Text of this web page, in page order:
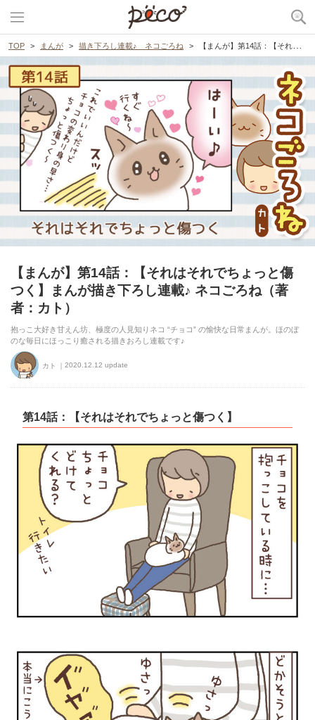
TOP まんが 描き下ろし連載♪ ネコごろね 【まんが】第14話：【それはそれでちょっと傷つく】まんが描き下ろし連載♪ ネコごろね（著者：カト）
【まんが】第14話：【それはそれでちょっと傷
つく】まんが描き下ろし連載♪ ネコごろね（著
者：カト）
抱っこ大好き甘えん坊、極度の人見知りネコ “チョコ” の愉快な日常まんが。ほのぼ
のな毎日にほっこり癒される描きおろし連載です♪
カト 2020.12.12 update
第14話：【それはそれでちょっと傷つく】